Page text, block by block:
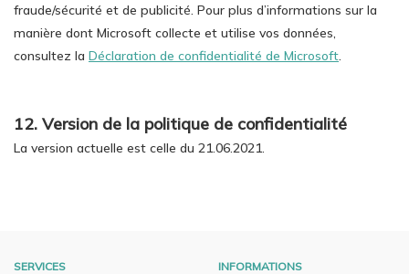
fraude/sécurité et de publicité. Pour plus d’informations sur la
manière dont Microsoft collecte et utilise vos données,
consultez la Déclaration de confidentialité de Microsoft.
12. Version de la politique de confidentialité
La version actuelle est celle du 21.06.2021.
SERVICES
INFORMATIONS